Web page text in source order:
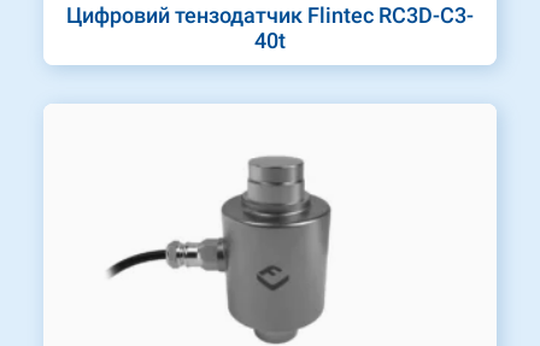
Цифровий тензодатчик Flintec RC3D-C3-
40t